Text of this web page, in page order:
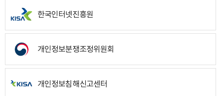
한국인터넷진흥원
개인정보분쟁조정위원회
개인정보침해신고센터